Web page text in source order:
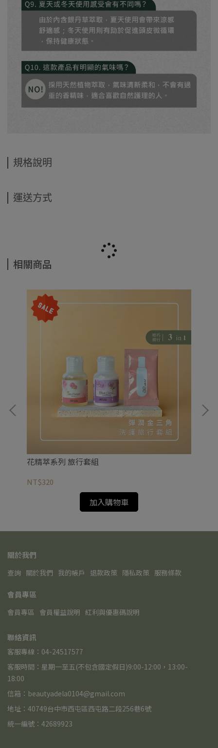
規格說明
運送方式
相關商品
花精萃系列 旅行套組
NT$320
加入購物車
關於我們
查詢 關於我們 我的帳戶 退款政策 隱私政策 服務條款
會員專區
會員專區 會員權益說明 紅利與優惠碼說明
聯絡資訊
客服專線：04-24517577
客服時間：星期一至五(不包含國定假日)9:00-12:00，13:00-
18:00
信箱：beautyadela0104@gmail.com
地址：40749台中市西屯區西屯路二段256巷6號
統一編號：42689923